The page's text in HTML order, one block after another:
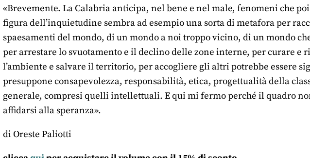
«Brevemente. La Calabria anticipa, nel bene e nel male, fenomeni che
figura dell’inquietudine sembra ad esempio una sorta di metafora per
spaesamenti del mondo, di un mondo a noi troppo vicino, di un mondo
per arrestare lo svuotamento e il declino delle zone interne, per curare e
l’ambiente e salvare il territorio, per accogliere gli altri potrebbe essere
presuppone consapevolezza, responsabilità, etica, progettualità della
generale, compresi quelli intellettuali. E qui mi fermo perché il quadro
affidarsi alla speranza».
di Oreste Paliotti